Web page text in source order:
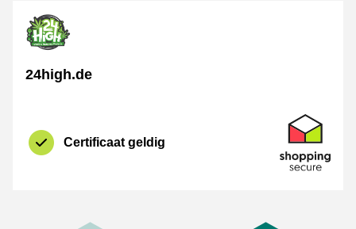
24high.de
Certificaat geldig
certificaat
Shopping